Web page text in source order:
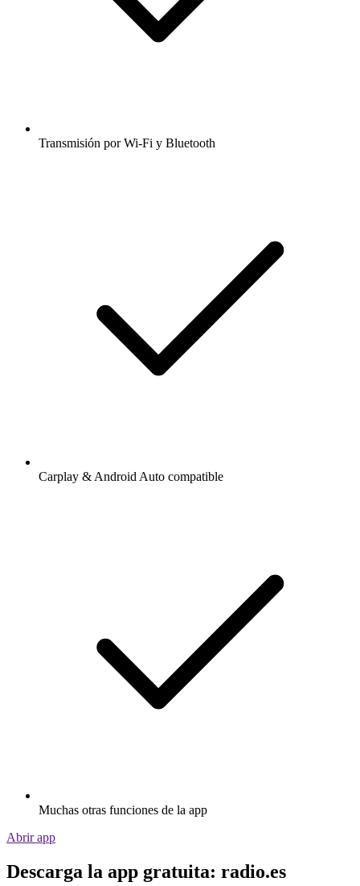
Transmisión por Wi-Fi y Bluetooth
Carplay & Android Auto compatible
Muchas otras funciones de la app
Abrir app
Descarga la app gratuita: radio.es